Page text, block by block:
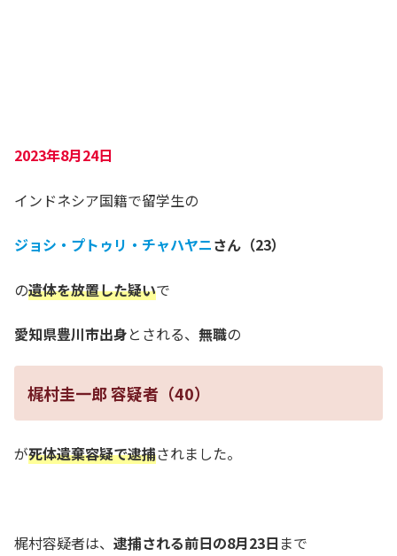
2023年8月24日
インドネシア国籍で留学生の
ジョシ・プトゥリ・チャハヤニさん（23）
の遺体を放置した疑いで
愛知県豊川市出身とされる、 無職の
梶村圭一郎 容疑者（40）
が死体遺棄容疑で逮捕されました。
梶村容疑者は、 逮捕される前日の8月23日 まで